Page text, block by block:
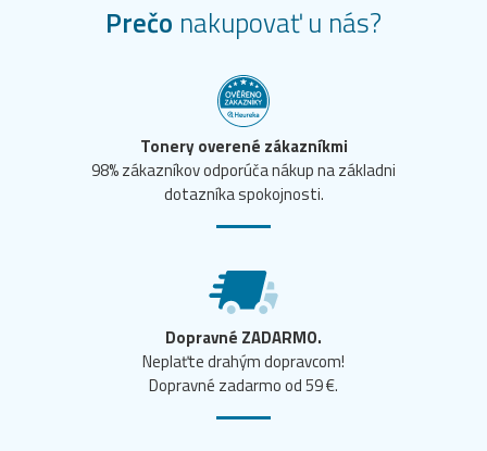
Prečo nakupovať u nás?
Tonery overené zákazníkmi
98% zákazníkov odporúča nákup na základni
dotazníka spokojnosti.
Dopravné ZADARMO.
Neplaťte drahým dopravcom!
Dopravné zadarmo od 59 €.